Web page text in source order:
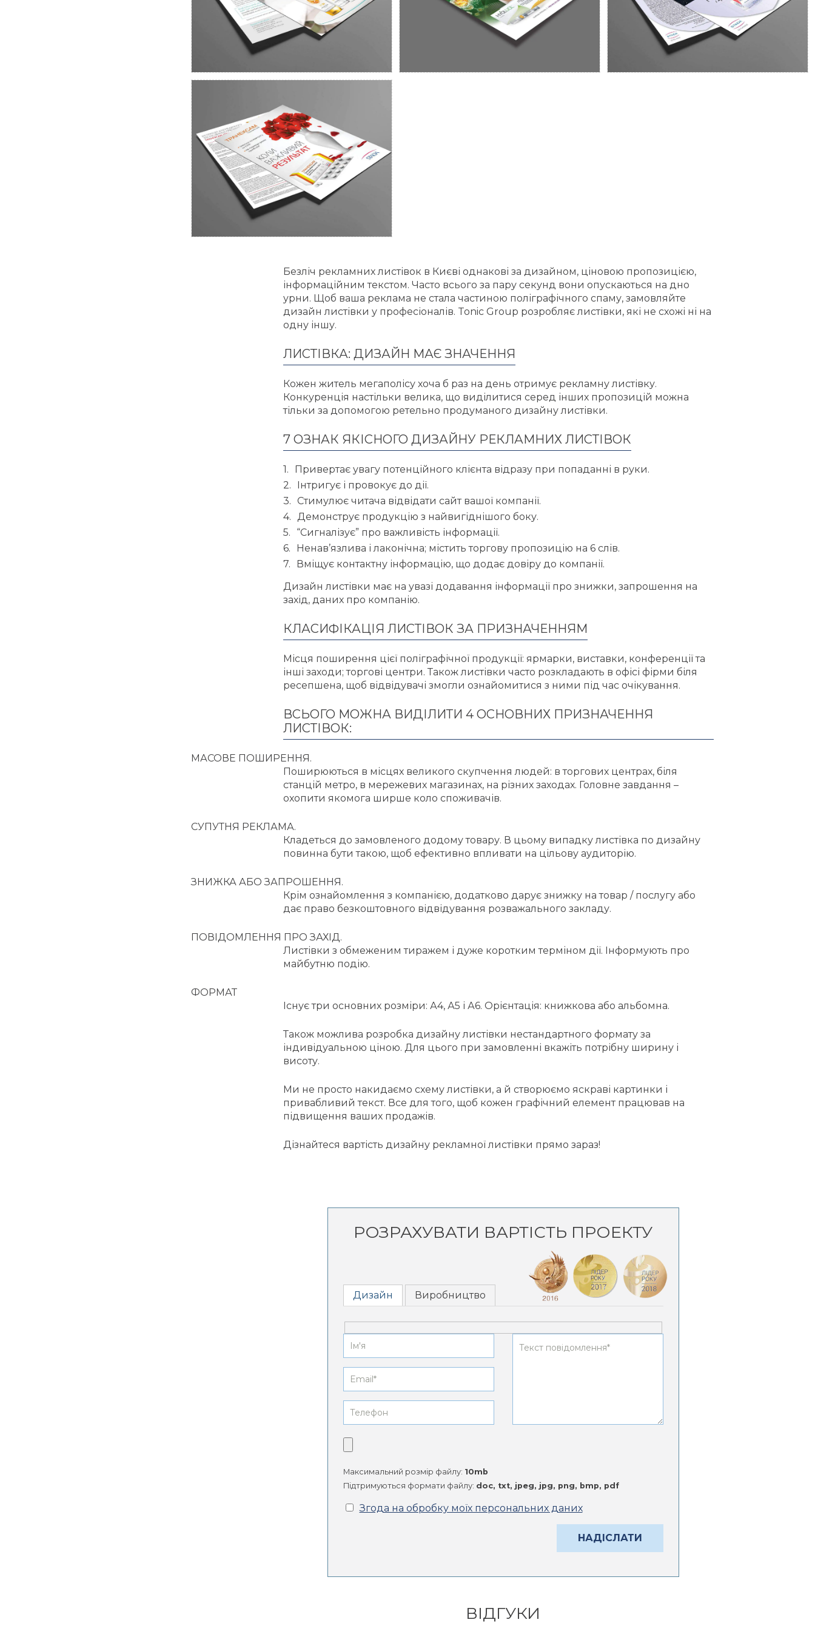
Дизайн промо листіки для
косметичного ринку
Дизайн рекламної листівки для
препарату HYALUAL
Левостад фармацевтичної
компанії STADA
STADA
Дизайн промо листівки для
лікарів для препарату Транексам
Безліч рекламних листівок в Києві однакові за дизайном, ціновою пропозицією,
інформаційним текстом. Часто всього за пару секунд вони опускаються на дно
урни. Щоб ваша реклама не стала частиною поліграфічного спаму, замовляйте
дизайн листівки у професіоналів. Tonic Group розробляє листівки, які не схожі ні на
одну іншу.
ЛИСТІВКА: ДИЗАЙН МАЄ ЗНАЧЕННЯ
Кожен житель мегаполісу хоча б раз на день отримує рекламну листівку.
Конкуренція настільки велика, що виділитися серед інших пропозицій можна
тільки за допомогою ретельно продуманого дизайну листівки.
7 ОЗНАК ЯКІСНОГО ДИЗАЙНУ РЕКЛАМНИХ ЛИСТІВОК
Привертає увагу потенційного клієнта відразу при попаданні в руки.
Інтригує і провокує до дії.
Стимулює читача відвідати сайт вашої компанії.
Демонструє продукцію з найвигіднішого боку.
“Сигналізує” про важливість інформації.
Ненав’язлива і лаконічна; містить торгову пропозицію на 6 слів.
Вміщує контактну інформацію, що додає довіру до компанії.
Дизайн листівки має на увазі додавання інформації про знижки, запрошення на
захід, даних про компанію.
КЛАСИФІКАЦІЯ ЛИСТІВОК ЗА ПРИЗНАЧЕННЯМ
Місця поширення цієї поліграфічної продукції: ярмарки, виставки, конференції та
інші заходи; торгові центри. Також листівки часто розкладають в офісі фірми біля
ресепшена, щоб відвідувачі змогли ознайомитися з ними під час очікування.
ВСЬОГО МОЖНА ВИДІЛИТИ 4 ОСНОВНИХ ПРИЗНАЧЕННЯ
ЛИСТІВОК:
МАСОВЕ ПОШИРЕННЯ.
Поширюються в місцях великого скупчення людей: в торгових центрах, біля
станцій метро, в мережевих магазинах, на різних заходах. Головне завдання –
охопити якомога ширше коло споживачів.
СУПУТНЯ РЕКЛАМА.
Кладеться до замовленого додому товару. В цьому випадку листівка по дизайну
повинна бути такою, щоб ефективно впливати на цільову аудиторію.
ЗНИЖКА АБО ЗАПРОШЕННЯ.
Крім ознайомлення з компанією, додатково дарує знижку на товар / послугу або
дає право безкоштовного відвідування розважального закладу.
ПОВІДОМЛЕННЯ ПРО ЗАХІД.
Листівки з обмеженим тиражем і дуже коротким терміном дії. Інформують про
майбутню подію.
ФОРМАТ
Існує три основних розміри: А4, А5 і А6. Орієнтація: книжкова або альбомна.
Також можлива розробка дизайну листівки нестандартного формату за
індивідуальною ціною. Для цього при замовленні вкажіть потрібну ширину і
висоту.
Ми не просто накидаємо схему листівки, а й створюємо яскраві картинки і
привабливий текст. Все для того, щоб кожен графічний елемент працював на
підвищення ваших продажів.
Дізнайтеся вартість дизайну рекламної листівки прямо зараз!
РОЗРАХУВАТИ ВАРТІСТЬ ПРОЕКТУ
Дизайн Виробництво
Максимальний розмір файлу: 10mb
Підтримуються формати файлу: doc, txt, jpeg, jpg, png, bmp, pdf
Згода на обробку моїх персональних даних
ВІДГУКИ